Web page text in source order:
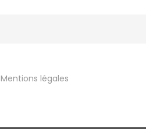
Mentions légales